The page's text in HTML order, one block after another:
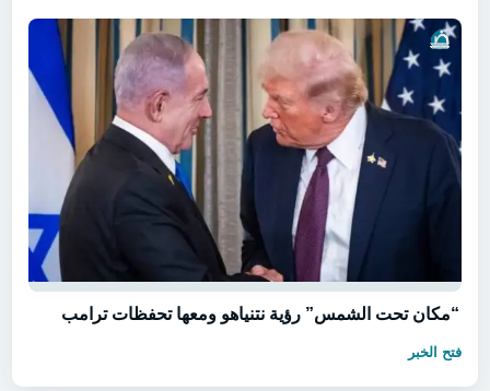
“مكان تحت الشمس” رؤية نتنياهو ومعها تحفظات ترامب
فتح الخبر